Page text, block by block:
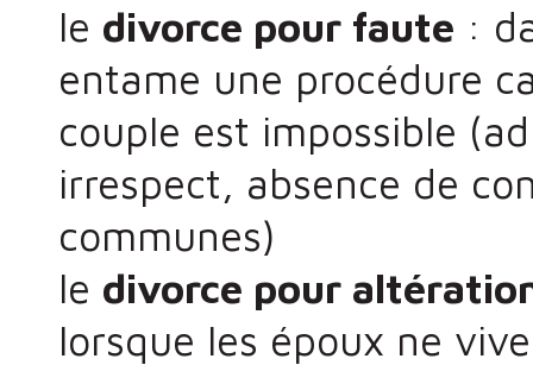
le divorce pour faute :
entame une procédure
couple est impossible
irrespect, absence de
communes)
le divorce pour
lorsque les époux ne